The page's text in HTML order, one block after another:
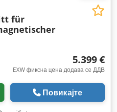
für
5.399 €
EXW фиксна цена додава се ДДВ
Повикајте